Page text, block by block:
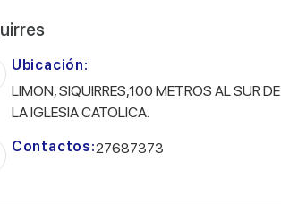
Ubicación:
LIMON, SIQUIRRES,100 METROS AL SUR DE
LA IGLESIA CATOLICA.
Contactos:27687373